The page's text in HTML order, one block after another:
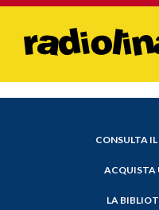
CONSULTA
ACQUISTA
LA